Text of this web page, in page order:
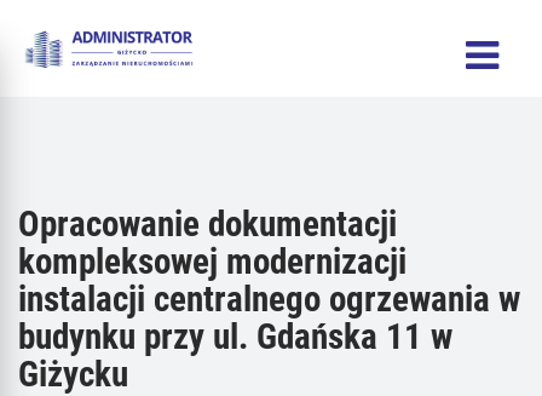
Opracowanie dokumentacji
kompleksowej modernizacji
instalacji centralnego ogrzewania w
budynku przy ul. Gdańska 11 w
Giżycku